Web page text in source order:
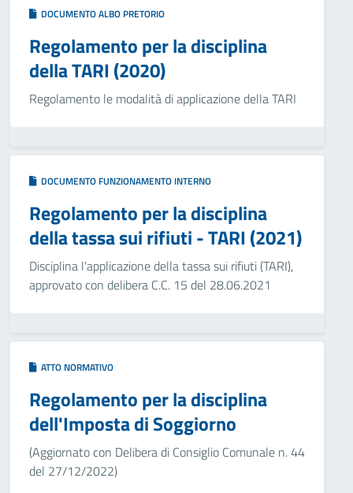
DOCUMENTO ALBO PRETORIO
Regolamento per la disciplina
della TARI (2020)
Regolamento le modalità di applicazione della TARI
DOCUMENTO FUNZIONAMENTO INTERNO
Regolamento per la disciplina
della tassa sui rifiuti - TARI (2021)
Disciplina l'applicazione della tassa sui rifiuti (TARI),
approvato con delibera C.C. 15 del 28.06.2021
ATTO NORMATIVO
Regolamento per la disciplina
dell'Imposta di Soggiorno
(Aggiornato con Delibera di Consiglio Comunale n. 44
del 27/12/2022)